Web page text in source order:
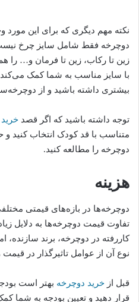
نکته مهم دیگری که برای این مورد
دوچرخه فقط شامل سایز چرخ نیست
زین تا رکاب، زین تا فرمان و… را
با سایز مناسب به شما کمک
بیشتری داشته باشید و از
توجه داشته باشید که اگر قصد
متناسب با قد کودک انتخاب کنید و
دوچرخه را مطالعه کنید.
هزینه
دوچرخه‌ها در بازه‌های قیمتی
تفاوت قیمت دوچرخه‌ها به دلایل
کاررفته در دوچرخه، برند سازنده،
نوع آن از عوامل تاثیرگذار در
قبل از خرید دوچرخه بهتر است
قرار دهید و تعیین بودجه به شما